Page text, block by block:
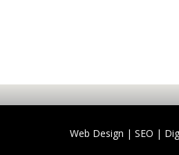
Web Design | SEO |